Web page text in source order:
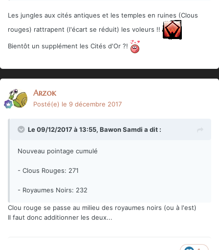
Classement identiques.
Les jungles aux cités antiques et les temples en ruines (Clous
rouges) rattrapent (l'écart se réduit) les voleurs !!
Bientôt un supplément les Cités d'Or ?!
Arzok
Posté(e) le 9 décembre 2017
Le 09/12/2017 à 13:55, Bawon Samdi a dit :
Nouveau pointage cumulé
- Clous Rouges: 271
- Royaumes Noirs: 232
Clou rouge se passe au milieu des royaumes noirs (ou à l'est)
Il faut donc additionner les deux...